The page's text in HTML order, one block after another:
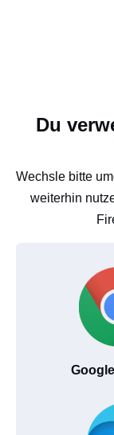
Du
Wechsle bitte
weiterhin